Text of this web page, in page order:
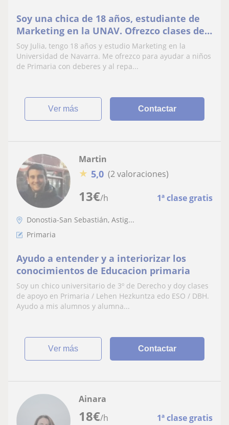
Soy una chica de 18 años, estudiante de
Marketing en la UNAV. Ofrezco clases de
apoyo con los deberes para niños de
Primaria.
Soy Julia, tengo 18 años y estudio Marketing en la
Universidad de Navarra. Me ofrezco para ayudar a niños
de Primaria con deberes y al repa...
ver más Contactar
13€/h 1ª clase gratis
Martin
★ 5,0 (2 valoraciones)
Donostia-San Sebastián, Astig...
Primaria
Ayudo a entender y a interiorizar los
conocimientos de Educacion primaria
Soy un chico universitario de 3º de Derecho y doy clases
de apoyo en Primaria / Lehen Hezkuntza edo ESO / DBH.
Ayudo a mis alumnos y alumna...
ver más Contactar
18€/h 1ª clase gratis
Ainara